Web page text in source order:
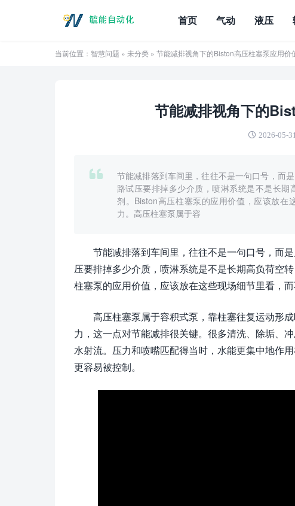
首页 气动 液压
当前位置： 智慧问题 » 未分类 » 节能减排视角下的Biston高压柱塞泵应用价
节能减排视角下的
2026-05-31
节能减排落到车间里，往往不是一句口号，而
路试压要排掉多少介质，喷淋系统是不是长
剂。Biston高压柱塞泵的应用价值，应该放
力。高压柱塞泵属于容
节能减排落到车间里，往往不是一句口号，而
压要排掉多少介质，喷淋系统是不是长期高负荷空
柱塞泵的应用价值，应该放在这些现场细节里看，
高压柱塞泵属于容积式泵，靠柱塞往复运动形
力，这一点对节能减排很关键。很多清洗、除垢、
水射流。压力和喷嘴匹配得当时，水能更集中地作
更容易被控制。